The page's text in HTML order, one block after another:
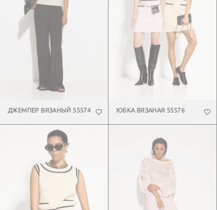
ДЖЕМПЕР ВЯЗАНЫЙ 55574 ЮБКА ВЯЗАНАЯ 55576